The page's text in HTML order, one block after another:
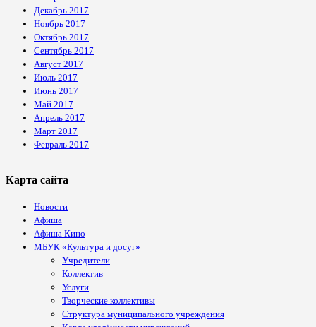
Декабрь 2017
Ноябрь 2017
Октябрь 2017
Сентябрь 2017
Август 2017
Июль 2017
Июнь 2017
Май 2017
Апрель 2017
Март 2017
Февраль 2017
Карта сайта
Новости
Афиша
Афиша Кино
МБУК «Культура и досуг»
Учредители
Коллектив
Услуги
Творческие коллективы
Структура муниципального учреждения